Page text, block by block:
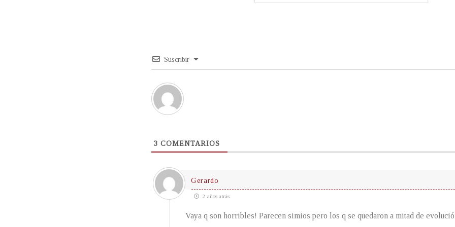
Suscribir
3 COMENTARIOS
Gerardo
2 años atrás
Vaya q son horribles! Parecen simios pero los q se quedaron a mitad de